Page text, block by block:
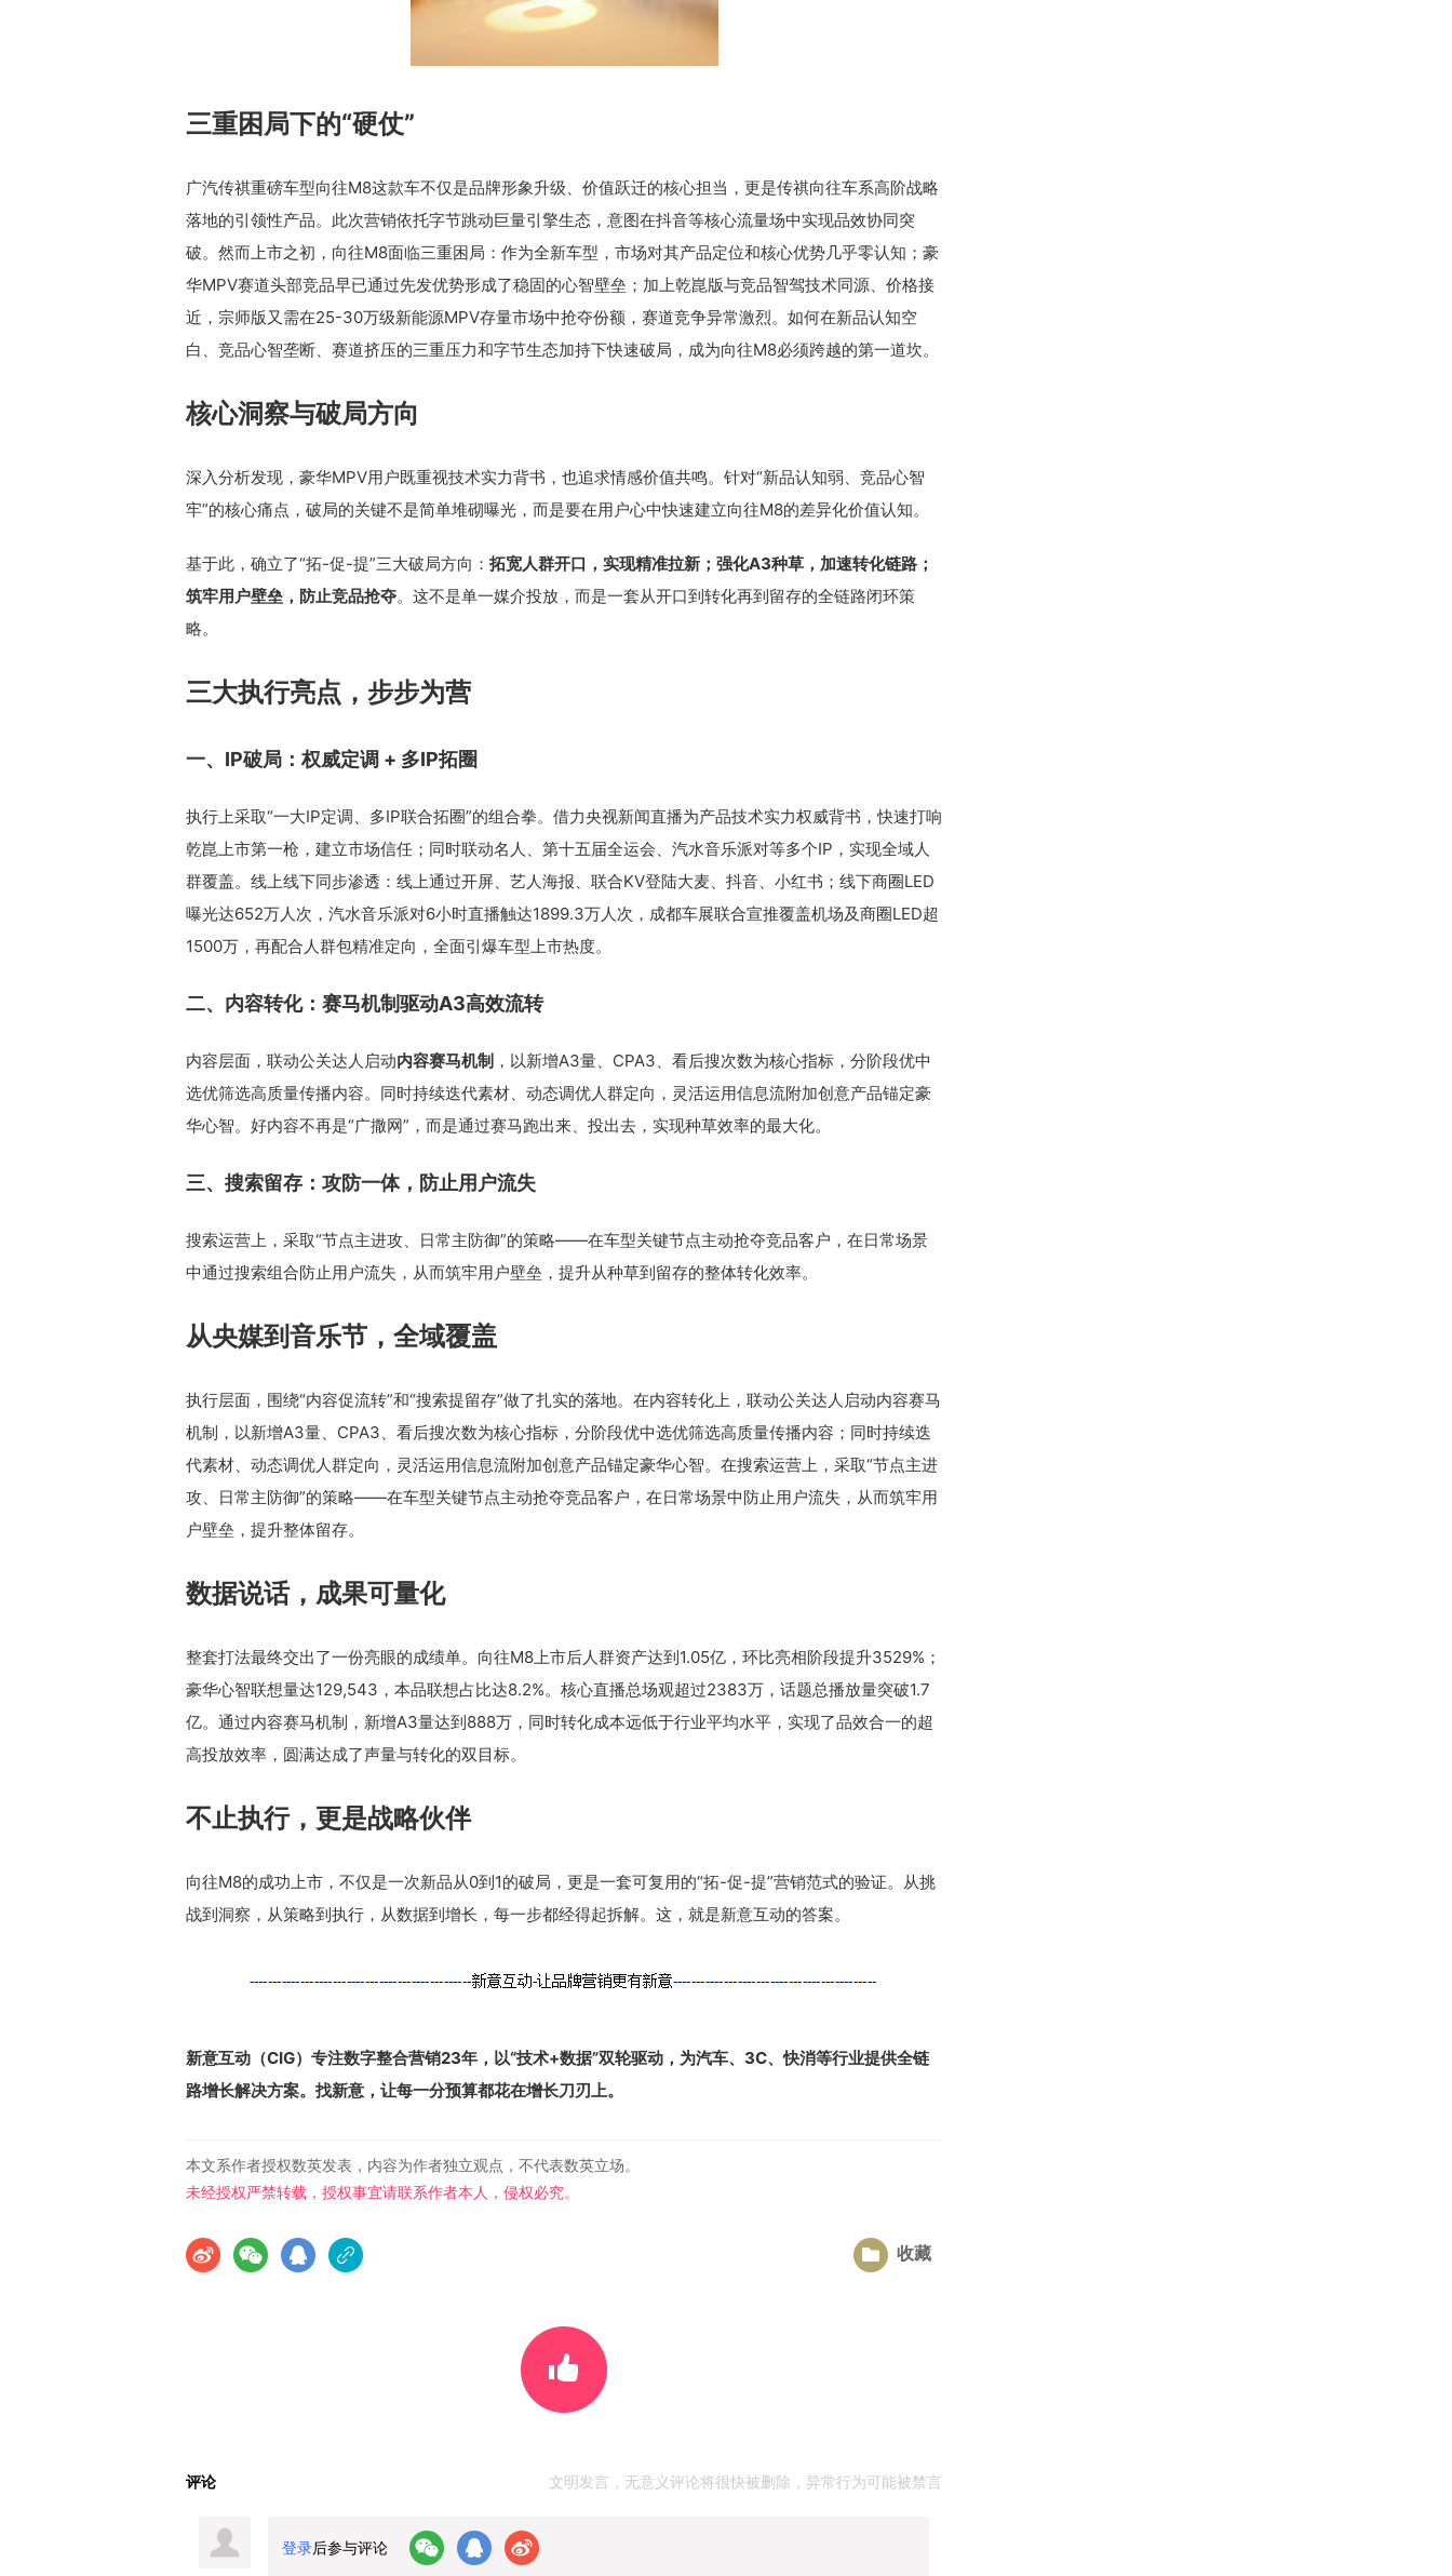
三重困局下的“硬仗”
广汽传祺重磅车型向往M8这款车不仅是品牌形象升级、价值跃迁的核心担当，更是传祺向往车系高阶战略
落地的引领性产品。此次营销依托字节跳动巨量引擎生态，意图在抖音等核心流量场中实现品效协同突
破。然而上市之初，向往M8面临三重困局：作为全新车型，市场对其产品定位和核心优势几乎零认知；豪
华MPV赛道头部竞品早已通过先发优势形成了稳固的心智壁垒；加上乾崑版与竞品智驾技术同源、价格接
近，宗师版又需在25-30万级新能源MPV存量市场中抢夺份额，赛道竞争异常激烈。如何在新品认知空
白、竞品心智垄断、赛道挤压的三重压力和字节生态加持下快速破局，成为向往M8必须跨越的第一道坎。
核心洞察与破局方向
深入分析发现，豪华MPV用户既重视技术实力背书，也追求情感价值共鸣。针对“新品认知弱、竞品心智
牢”的核心痛点，破局的关键不是简单堆砌曝光，而是要在用户心中快速建立向往M8的差异化价值认知。
基于此，确立了“拓-促-提”三大破局方向： 拓宽人群开口，实现精准拉新；强化A3种草，加速转化链路；
筑牢用户壁垒，防止竞品抢夺。这不是单一媒介投放，而是一套从开口到转化再到留存的全链路闭环策
略。
三大执行亮点，步步为营
一、IP破局：权威定调 + 多IP拓圈
执行上采取“一大IP定调、多IP联合拓圈”的组合拳。借力央视新闻直播为产品技术实力权威背书，快速打响
乾崑上市第一枪，建立市场信任；同时联动名人、第十五届全运会、汽水音乐派对等多个IP，实现全域人
群覆盖。线上线下同步渗透：线上通过开屏、艺人海报、联合KV登陆大麦、抖音、小红书；线下商圈LED
曝光达652万人次，汽水音乐派对6小时直播触达1899.3万人次，成都车展联合宣推覆盖机场及商圈LED超
1500万，再配合人群包精准定向，全面引爆车型上市热度。
二、内容转化：赛马机制驱动A3高效流转
内容层面，联动公关达人启动内容赛马机制 ，以新增A3量、CPA3、看后搜次数为核心指标，分阶段优中
选优筛选高质量传播内容。同时持续迭代素材、动态调优人群定向，灵活运用信息流附加创意产品锚定豪
华心智。好内容不再是“广撒网”，而是通过赛马跑出来、投出去，实现种草效率的最大化。
三、搜索留存：攻防一体，防止用户流失
搜索运营上，采取“节点主进攻、日常主防御”的策略——在车型关键节点主动抢夺竞品客户，在日常场景
中通过搜索组合防止用户流失，从而筑牢用户壁垒，提升从种草到留存的整体转化效率。
从央媒到音乐节，全域覆盖
执行层面，围绕“内容促流转”和“搜索提留存”做了扎实的落地。在内容转化上，联动公关达人启动内容赛马
机制，以新增A3量、CPA3、看后搜次数为核心指标，分阶段优中选优筛选高质量传播内容；同时持续迭
代素材、动态调优人群定向，灵活运用信息流附加创意产品锚定豪华心智。在搜索运营上，采取“节点主进
攻、日常主防御”的策略——在车型关键节点主动抢夺竞品客户，在日常场景中防止用户流失，从而筑牢用
户壁垒，提升整体留存。
数据说话，成果可量化
整套打法最终交出了一份亮眼的成绩单。向往M8上市后人群资产达到1.05亿，环比亮相阶段提升3529%；
豪华心智联想量达129,543，本品联想占比达8.2%。核心直播总场观超过2383万，话题总播放量突破1.7
亿。通过内容赛马机制，新增A3量达到888万，同时转化成本远低于行业平均水平，实现了品效合一的超
高投放效率，圆满达成了声量与转化的双目标。
不止执行，更是战略伙伴
向往M8的成功上市，不仅是一次新品从0到1的破局，更是一套可复用的“拓-促-提”营销范式的验证。从挑
战到洞察，从策略到执行，从数据到增长，每一步都经得起拆解。这，就是新意互动的答案。
新意互动（CIG）专注数字整合营销23年，以“技术+数据”双轮驱动，为汽车、3C、快消等行业提供全链
路增长解决方案。找新意，让每一分预算都花在增长刀刃上。
本文系作者授权数英发表，内容为作者独立观点，不代表数英立场。
未经授权严禁转载，授权事宜请联系作者本人，侵权必究。
收藏
评论 文明发言，无意义评论将很快被删除，异常行为可能被禁言
登录后参与评论